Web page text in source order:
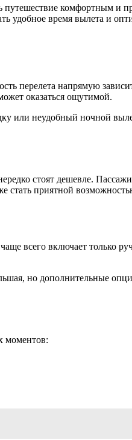
путешествие комфортным
удобное время вылета и
перелета напрямую
оказаться ощутимой.
или неудобный ночной
стоят дешевле.
приятной
всего включает только
но дополнительные
моментов: